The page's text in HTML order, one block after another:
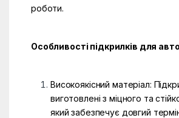
роботи.
Особливості підкрилків для
Високоякісний матеріал:
виготовлені з міцного та
який забезпечує довгий